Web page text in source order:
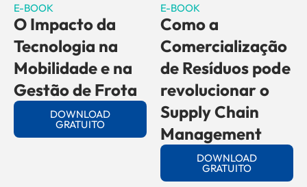
E-BOOK
O Impacto da
Tecnologia na
Mobilidade e na
Gestão de Frota
DOWNLOAD
GRATUITO
E-BOOK
Como a
Comercialização
de Resíduos pode
revolucionar o
Supply Chain
Management
DOWNLOAD
GRATUITO